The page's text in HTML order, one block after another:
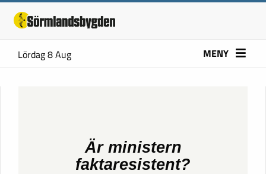
Lördag 8 Aug MENY
Är ministern
faktaresistent?